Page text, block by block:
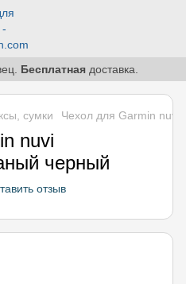
Бесплатная доставка.
сумки Чехол для Garmin nuvi
nuvi
черный
отзыв